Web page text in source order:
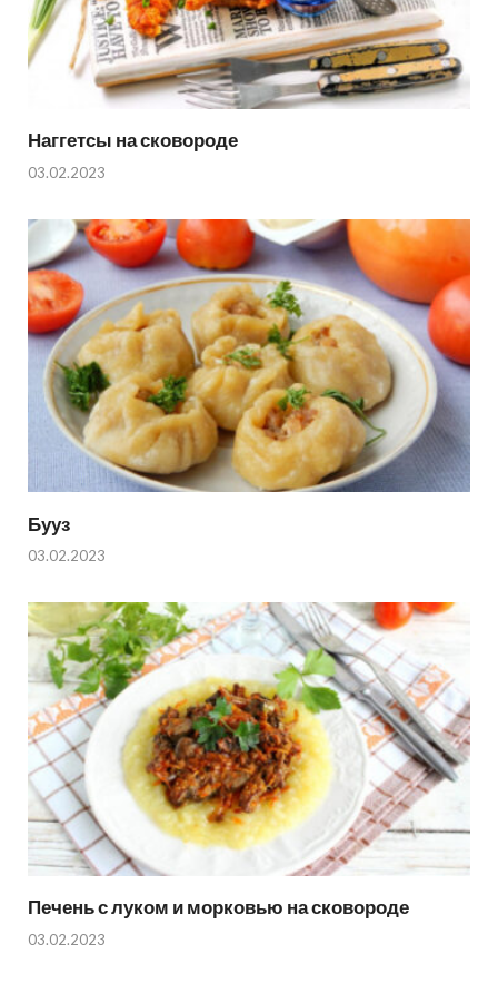
Наггетсы на сковороде
03.02.2023
Бууз
03.02.2023
Печень с луком и морковью на сковороде
03.02.2023